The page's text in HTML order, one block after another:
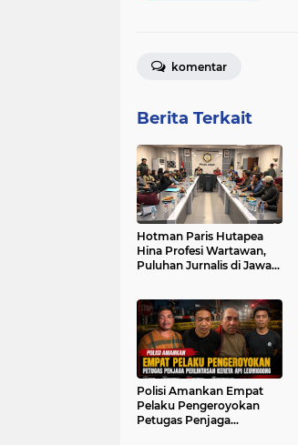
komentar
Berita Terkait
Hotman Paris Hutapea
Hina Profesi Wartawan,
Puluhan Jurnalis di Jawa
Jabar
Polisi Amankan Empat
Pelaku Pengeroyokan
Petugas Penjaga